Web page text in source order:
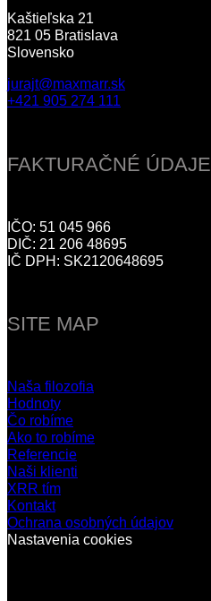
Kaštieľska 21
821 05 Bratislava
Slovensko
jurajt@maxmarr.sk
+421 905 274 111
FAKTURAČNÉ ÚDAJE
IČO: 51 045 966
DIČ: 21 206 48695
IČ DPH: SK2120648695
SITE MAP
Naša filozofia
Hodnoty
Čo robíme
Ako to robíme
Referencie
Naši klienti
XRR tím
Kontakt
Ochrana osobných údajov
Nastavenia cookies